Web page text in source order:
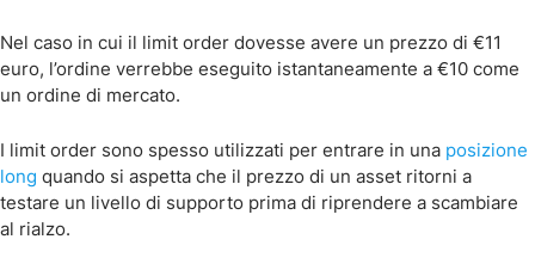
Nel caso in cui il limit order dovesse avere un prezzo di €11
euro, l’ordine verrebbe eseguito istantaneamente a €10 come
un ordine di mercato.
I limit order sono spesso utilizzati per entrare in una posizione
long quando si aspetta che il prezzo di un asset ritorni a
testare un livello di supporto prima di riprendere a scambiare
al rialzo.